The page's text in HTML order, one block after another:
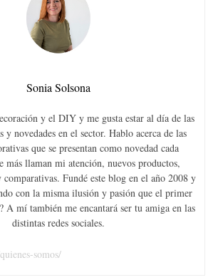
Sonia Solsona
y el DIY y me gusta estar al día de las
y novedades en el sector. Hablo acerca de las
que se presentan como novedad cada
más llaman mi atención, nuevos productos,
Fundé este blog en el año 2008 y
con la misma ilusión y pasión que el primer
A mí también me encantará ser tu amiga en las
distintas redes sociales.
somos/